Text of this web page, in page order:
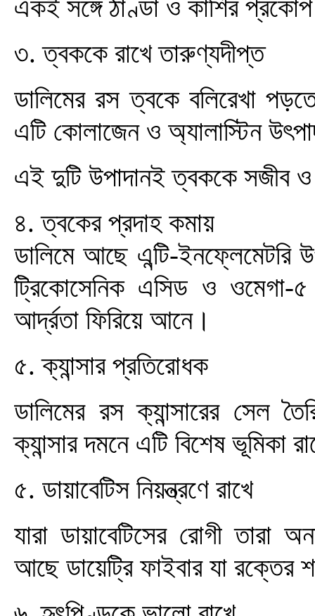
একই সঙ্গে ঠাণ্ডা ও কাশির
৩. ত্বককে রাখে তারুণ্যদীপ্ত
ডালিমের রস ত্বকে বলিরেখা
এটি কোলাজেন ও অ্যালাস্টিন
এই দুটি উপাদানই ত্বককে সজীব
৪. ত্বকের প্রদাহ কমায়
ডালিমে আছে এন্টি-
ট্রিকোসেনিক এসিড ও
আর্দ্রতা ফিরিয়ে আনে।
৫. ক্যান্সার প্রতিরোধক
ডালিমের রস ক্যান্সারের সেল
ক্যান্সার দমনে এটি বিশেষ ভূমিকা
৫. ডায়াবেটিস নিয়ন্ত্রণে রাখে
যারা ডায়াবেটিসের রোগী তারা
আছে ডায়েট্রি ফাইবার যা রক্তের